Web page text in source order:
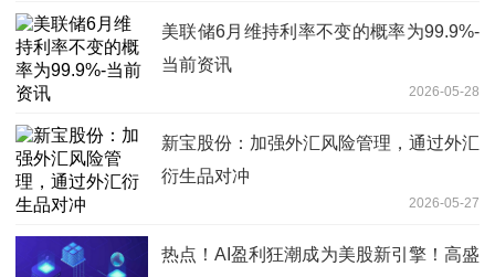
美联储6月维持利率不变的概率为99.9%-
当前资讯
2026-05-28
新宝股份：加强外汇风险管理，通过外汇
衍生品对冲
2026-05-27
热点！AI盈利狂潮成为美股新引擎！高盛